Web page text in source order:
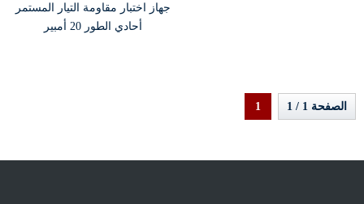
جهاز اختبار مقاومة التيار المستمر
أحادي الطور 20 أمبير
1 الصفحة 1 / 1